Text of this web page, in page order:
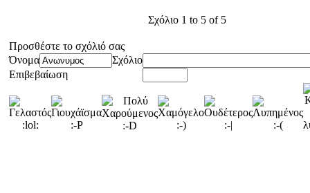
Σχόλιο 1 to 5 of 5
Προσθέστε το σχόλιό σας
Όνομα
Σχόλιο
Επιβεβαίωση